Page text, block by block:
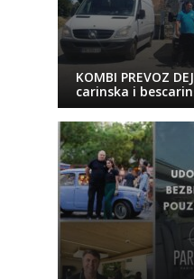
KOMBI PREVOZ
carinska i